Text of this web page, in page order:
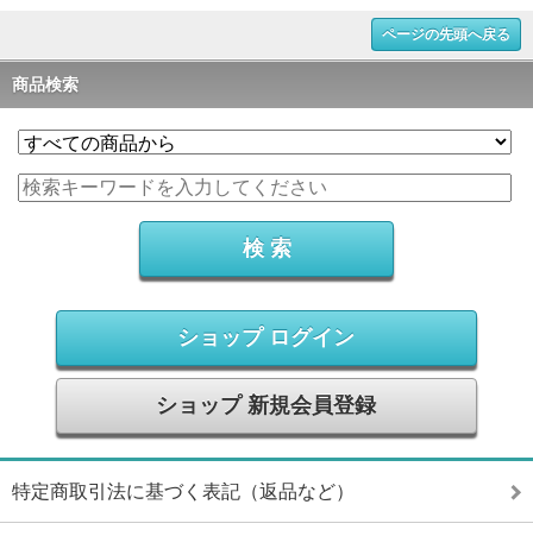
ページの先頭へ戻る
商品検索
ショップ ログイン
ショップ 新規会員登録
特定商取引法に基づく表記（返品など）